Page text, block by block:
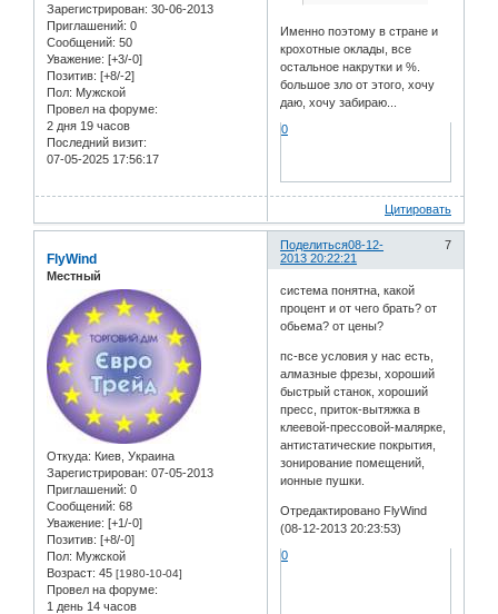
Зарегистрирован: 30-06-2013
Приглашений: 0
Сообщений: 50
Уважение: [+3/-0]
Позитив: [+8/-2]
Пол: Мужской
Провел на форуме:
2 дня 19 часов
Последний визит:
07-05-2025 17:56:17
Именно поэтому в стране и
крохотные оклады, все
остальное накрутки и %.
большое зло от этого, хочу
даю, хочу забираю...
0
Цитировать
Поделиться 7
08-12-
2013 20:22:21
FlyWind
Местный
Откуда: Киев, Украина
Зарегистрирован: 07-05-2013
Приглашений: 0
Сообщений: 68
Уважение: [+1/-0]
Позитив: [+8/-0]
Пол: Мужской
Возраст: 45 [1980-10-04]
Провел на форуме:
1 день 14 часов
система понятна, какой
процент и от чего брать? от
обьема? от цены?
пс-все условия у нас есть,
алмазные фрезы, хороший
быстрый станок, хороший
пресс, приток-вытяжка в
клеевой-прессовой-малярке,
антистатические покрытия,
зонирование помещений,
ионные пушки.
Отредактировано FlyWind
(08-12-2013 20:23:53)
0